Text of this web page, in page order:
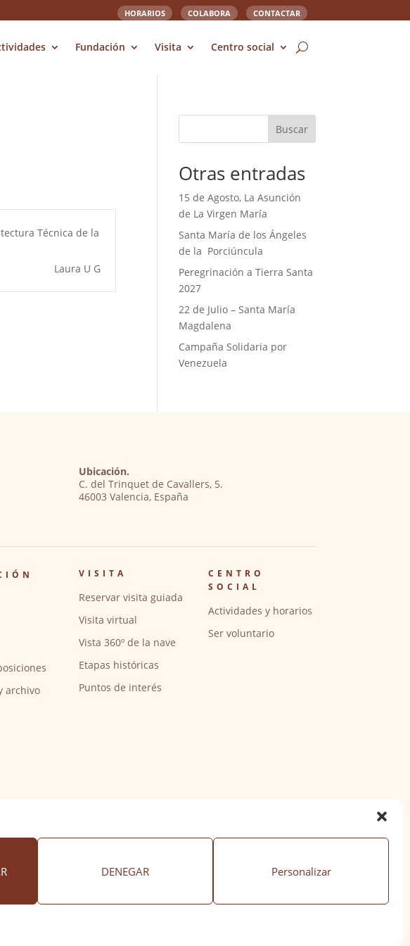
DENEGAR Personalizar
HORARIOS COLABORA CONTACTAR
Fundación Visita Centro social
Técnica de la
Laura U G
Buscar
Otras entradas
15 de Agosto, La Asunción
de La Virgen María
Santa María de los Ángeles
de la Porciúncula
Peregrinación a Tierra Santa
2027
22 de Julio – Santa María
Magdalena
Campaña Solidaria por
Venezuela
Ubicación.
C. del Trinquet de Cavallers, 5.
46003 Valencia, España
archivo
VISITA
Reservar visita guiada
Visita virtual
Vista 360º de la nave
Etapas históricas
Puntos de interés
CENTRO
SOCIAL
Actividades y horarios
Ser voluntario